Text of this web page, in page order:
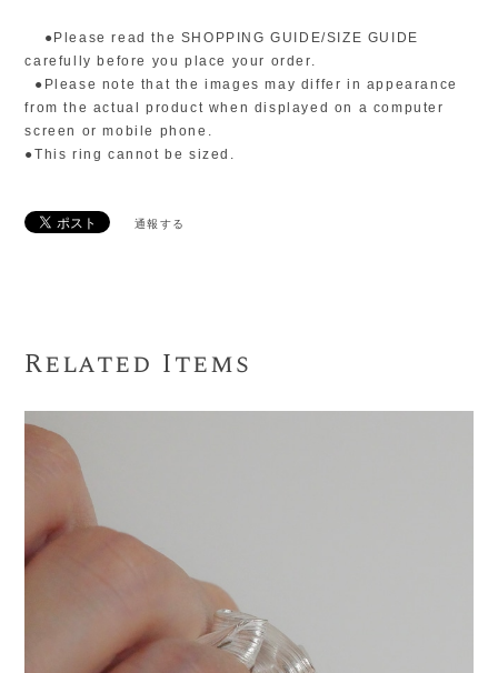
●Please read the SHOPPING GUIDE/SIZE GUIDE
carefully before you place your order.
●Please note that the images may differ in appearance
from the actual product when displayed on a computer
screen or mobile phone.
●This ring cannot be sized.
通報する
Related Items